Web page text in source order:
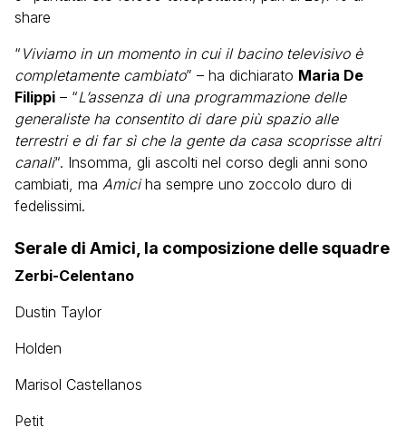
share
“ Viviamo in un momento in cui il bacino televisivo è
completamente cambiato” – ha dichiarato Maria De
Filippi – “L’assenza di una programmazione delle
generaliste ha consentito di dare più spazio alle
terrestri e di far sì che la gente da casa scoprisse altri
canali“. Insomma, gli ascolti nel corso degli anni sono
cambiati, ma Amiciha sempre uno zoccolo duro di
fedelissimi.
Serale di Amici, la composizione delle squadre
Zerbi-Celentano
Dustin Taylor
Holden
Marisol Castellanos
Petit